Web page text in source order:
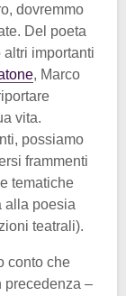
dovremmo
Del poeta
altri importanti
, Marco
vita.
possiamo
frammenti
tematiche
alla poesia
teatrali).
conto che
precedenza –